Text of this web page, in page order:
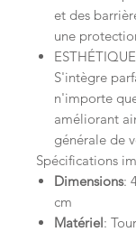
et des
une
S'intègre
n'importe
améliorant
générale de
Spécifications
Dimensions:
cm
Matériel: